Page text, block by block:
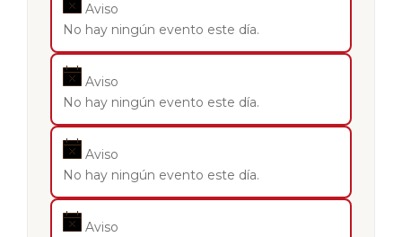
Aviso
No hay ningún evento este día.
Aviso
No hay ningún evento este día.
Aviso
No hay ningún evento este día.
Aviso